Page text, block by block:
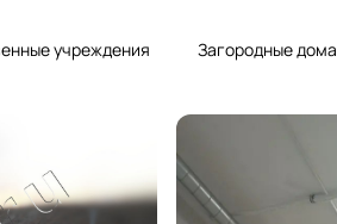
учреждения Загородные дома